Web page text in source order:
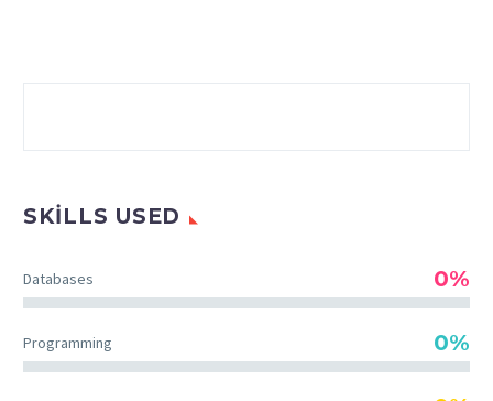
SKILLS USED
Databases 0%
Programming 0%